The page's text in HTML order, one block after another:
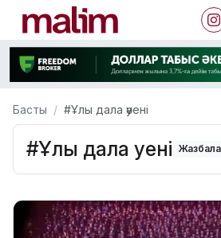
Басты #Ұлы дала әуені
#Ұлы дала әуені